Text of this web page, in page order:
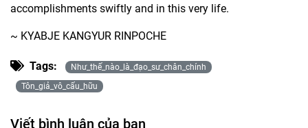
accomplishments swiftly and in this very life.
~ KYABJE KANGYUR RINPOCHE
Tags:
Như_thế_nào_là_đạo_sư_chân_chính
Tôn_giả_vô_cấu_hữu
Viết bình luận của bạn